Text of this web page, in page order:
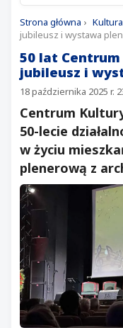
Strona główna › Kultura
jubileusz i wystawa
50 lat
jubileusz i
18 października 2025 r.
Centrum
50-lecie
w życiu
plenerową z